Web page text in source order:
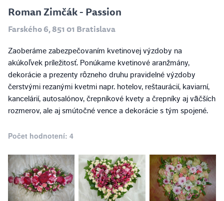
Roman Zimčák - Passion
Farského 6, 851 01 Bratislava
Zaoberáme zabezpečovaním kvetinovej výzdoby na
akúkoľvek príležitosť. Ponúkame kvetinové aranžmány,
dekorácie a prezenty rôzneho druhu pravidelné výzdoby
čerstvými rezanými kvetmi napr. hotelov, reštaurácií, kaviarní,
kancelárií, autosalónov, črepníkové kvety a črepníky aj väčších
rozmerov, ale aj smútočné vence a dekorácie s tým spojené.
Počet hodnotení: 4